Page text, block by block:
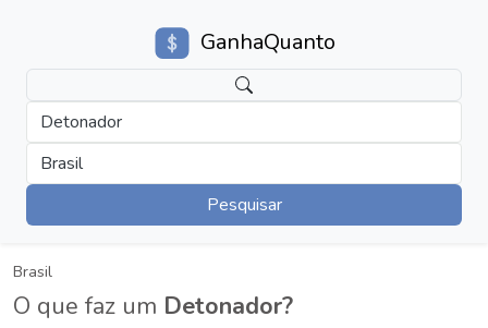
GanhaQuanto
Detonador
Brasil
Pesquisar
Brasil
O que faz um Detonador?